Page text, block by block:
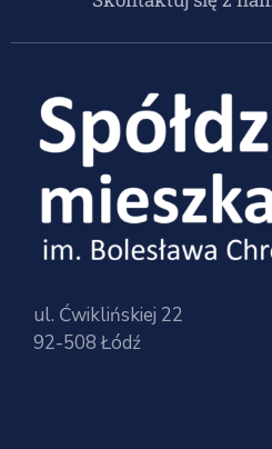
ul. Ćwiklińskiej 22
92-508 Łódź